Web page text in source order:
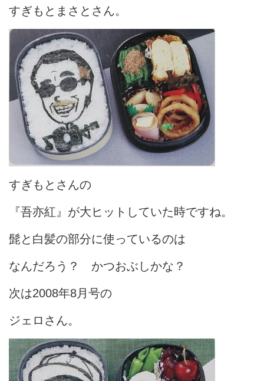
すぎもとまさとさん。
すぎもとさんの
『吾亦紅』が大ヒットしていた時ですね。
髭と白髪の部分に使っているのは
なんだろう？ かつおぶしかな？
次は2008年8月号の
ジェロさん。